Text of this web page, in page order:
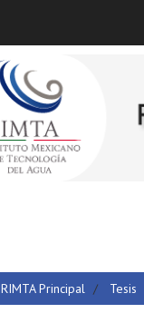
RIMTA Principal Tesis